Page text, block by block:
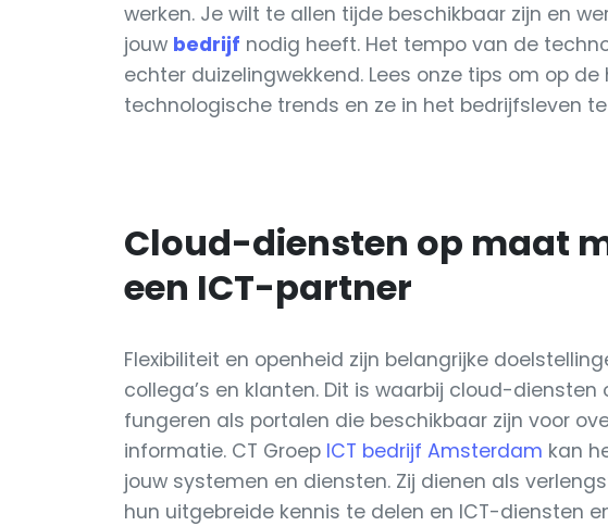
werken. Je wilt te allen tijde beschikbaar zijn en
jouw bedrijf nodig heeft. Het tempo van de
echter duizelingwekkend. Lees onze tips om op
technologische trends en ze in het bedrijfsleven
Cloud-diensten op maat
een ICT-partner
Flexibiliteit en openheid zijn belangrijke
collega’s en klanten. Dit is waarbij cloud-
fungeren als portalen die beschikbaar zijn voor
informatie. CT Groep ICT bedrijf Amsterdam kan
jouw systemen en diensten. Zij dienen als
hun uitgebreide kennis te delen en ICT-diensten